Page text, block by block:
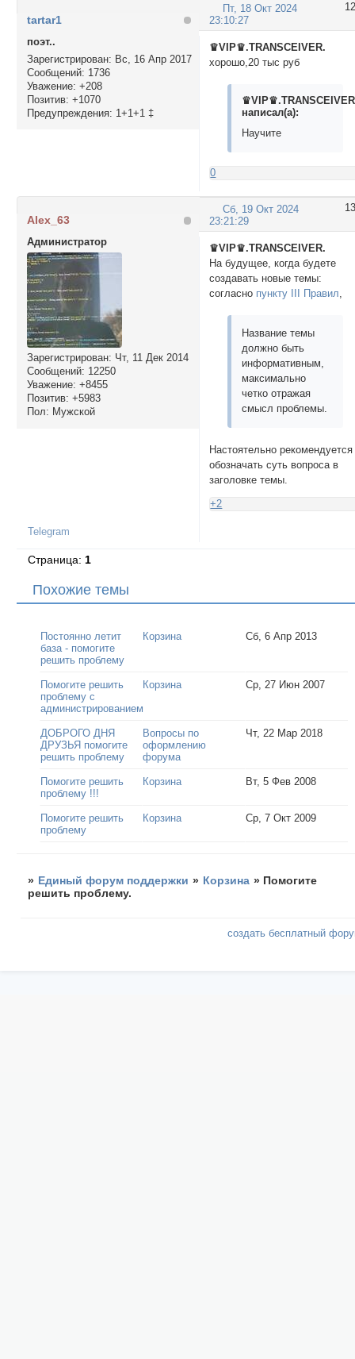
12
Пт, 18 Окт 2024
23:10:27
tartar1
поэт..
Зарегистрирован: Вс, 16 Апр 2017
Сообщений: 1736
Уважение: +208
Позитив: +1070
Предупреждения: 1+1+1 ‡
♛VIP♛.TRANSCEIVER.
хорошо,20 тыс руб
написал(а):
Научите
0
13
Сб, 19 Окт 2024
23:21:29
Alex_63
Администратор
Зарегистрирован: Чт, 11 Дек 2014
Сообщений: 12250
Уважение: +8455
Позитив: +5983
Пол: Мужской
♛VIP♛.TRANSCEIVER.
На будущее, когда будете
создавать новые темы:
согласно пункту III Правил,
Название темы
должно быть
информативным,
максимально
четко отражая
смысл проблемы.
Настоятельно рекомендуется
обозначать суть вопроса в
заголовке темы.
+2
Telegram
Страница:1
Похожие темы
Постоянно летит
база - помогите
решить проблему
Корзина Сб, 6 Апр 2013
Помогите решить
проблему с
администрированием
Корзина Ср, 27 Июн 2007
ДОБРОГО ДНЯ
ДРУЗЬЯ помогите
решить проблему
Вопросы по
оформлению
форума
Чт, 22 Мар 2018
Помогите решить
проблему !!!
Корзина Вт, 5 Фев 2008
Помогите решить
проблему
Корзина Ср, 7 Окт 2009
» Единый форум поддержки » Корзина » Помогите
решить проблему.
создать бесплатный